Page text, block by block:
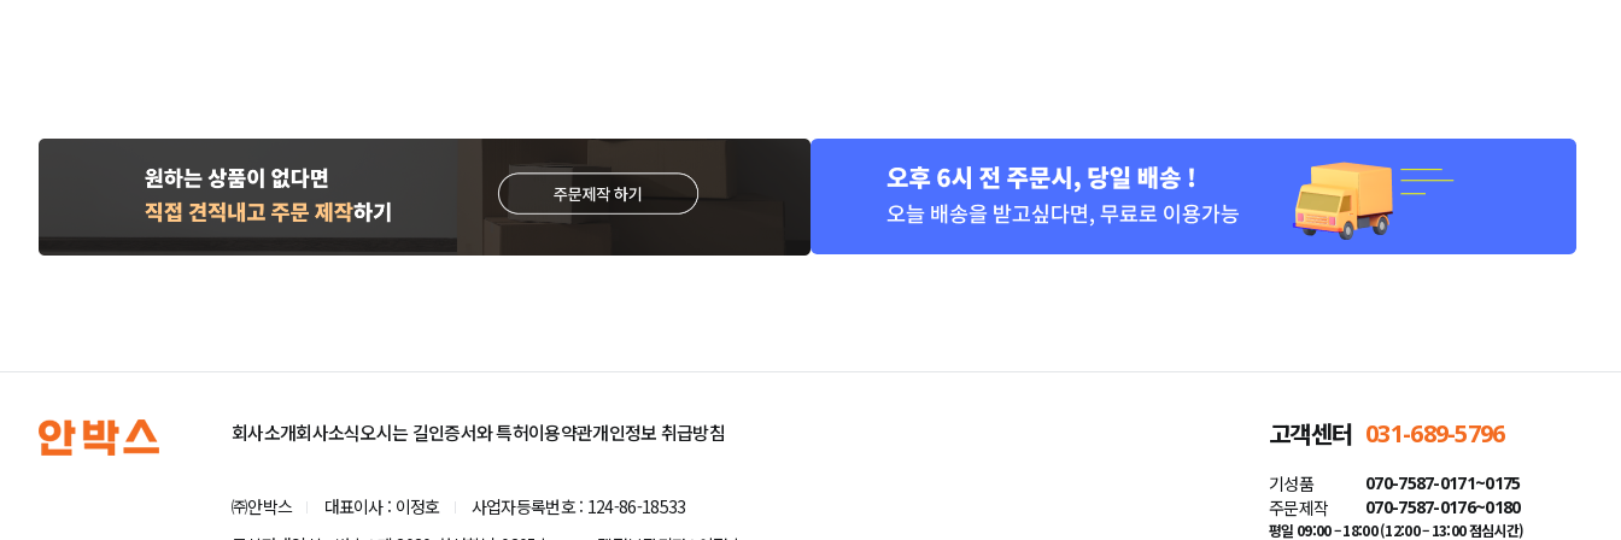
회사소개회사소식오시는 길인증서와 특허이용약관개인정보 취급방침
㈜안박스 대표이사 : 이정호
사업자등록번호 : 124-86-18533
고객센터 031-689-5796
기성품 070-7587-0171~0175
주문제작 070-7587-0176~0180
평일 09:00 – 18:00 (12:00 – 13:00 점심시간)